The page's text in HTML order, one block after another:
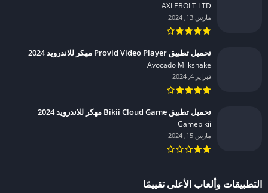
AXLEBOLT LTD‏
مارس 13, 2024
تحميل تطبيق Provid Video Player مهكر للاندرويد 2024
Avocado Milkshake‏
فبراير 4, 2024
تحميل تطبيق Bikii Cloud Game مهكر للاندرويد 2024
Gamebikii‏
مارس 15, 2024
التطبيقات وألعاب الأعلى تقييمًا